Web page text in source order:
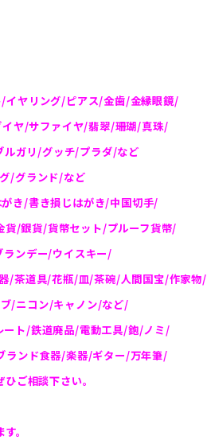
ヤリング/ピアス/金歯/金縁眼鏡/
ヤ/サファイヤ/翡翠/珊瑚/真珠/
ガリ/グッチ/プラダ/など
/グランド/など
き/書き損じはがき/中国切手/
/銀貨/貨幣セット/プルーフ貨幣/
ンデー/ウイスキー/
/茶道具/花瓶/皿/茶碗/人間国宝/作家物/
/ニコン/キャノン/など/
ート/鉄道廃品/電動工具/鉋/ノミ/
ンド食器/楽器/ギター/万年筆/
ご相談下さい。
。